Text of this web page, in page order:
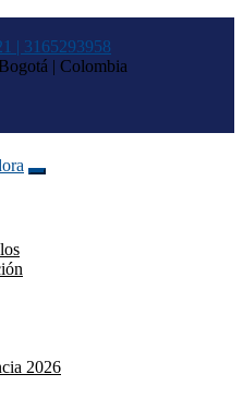
| 3165293958
| Colombia
María
2026